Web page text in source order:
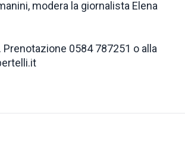
modera la giornalista Elena
0584 787251 o alla